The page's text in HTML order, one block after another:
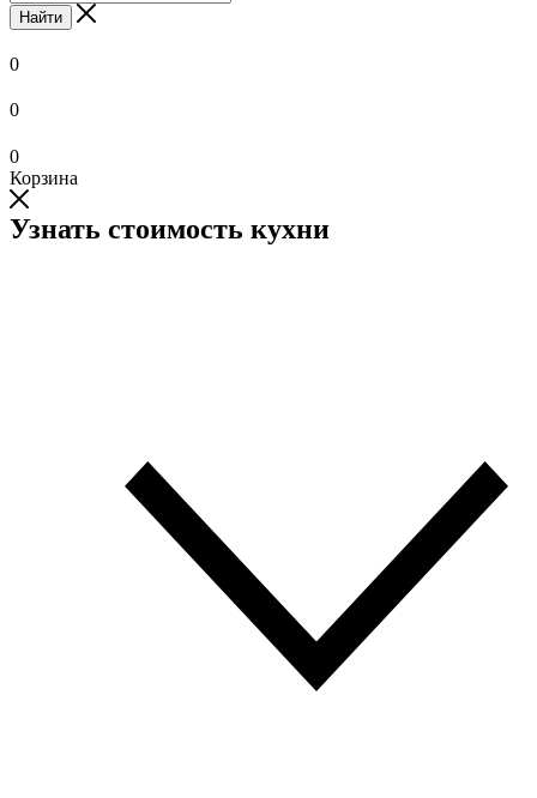
Найти
0
0
0
Корзина
Узнать стоимость кухни